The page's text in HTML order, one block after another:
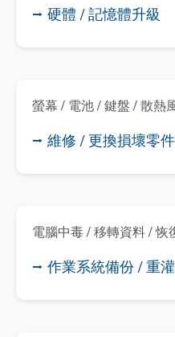
⭢ 硬體 / 記憶體升級
螢幕 / 電池 / 鍵盤 / 散熱
⭢ 維修 / 更換損壞零件
電腦中毒 / 移轉資料 / 恢
⭢ 作業系統備份 / 重灌